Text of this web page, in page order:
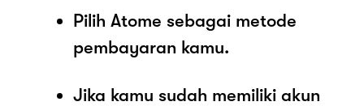
Pilih Atome sebagai metode
pembayaran kamu.
Jika kamu sudah memiliki akun